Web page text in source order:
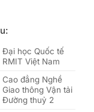
Đại học Quốc tế
RMIT Việt Nam
Cao đẳng Nghề
Giao thông Vận tải
Đường thuỷ 2